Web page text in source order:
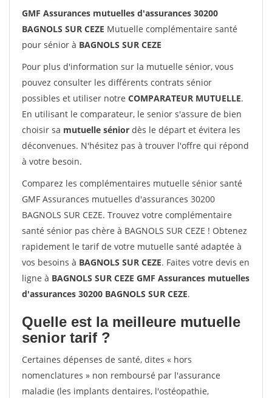
GMF Assurances mutuelles d'assurances 30200
BAGNOLS SUR CEZE Mutuelle complémentaire santé
pour sénior à BAGNOLS SUR CEZE
Pour plus d'information sur la mutuelle sénior, vous
pouvez consulter les différents contrats sénior
possibles et utiliser notre COMPARATEUR MUTUELLE.
En utilisant le comparateur, le senior s'assure de bien
choisir sa mutuelle sénior dès le départ et évitera les
déconvenues. N'hésitez pas à trouver l'offre qui répond
à votre besoin.
Comparez les complémentaires mutuelle sénior santé
GMF Assurances mutuelles d'assurances 30200
BAGNOLS SUR CEZE. Trouvez votre complémentaire
santé sénior pas chère à BAGNOLS SUR CEZE ! Obtenez
rapidement le tarif de votre mutuelle santé adaptée à
vos besoins à BAGNOLS SUR CEZE. Faites votre devis en
ligne à BAGNOLS SUR CEZE GMF Assurances mutuelles
d'assurances 30200 BAGNOLS SUR CEZE.
Quelle est la meilleure mutuelle
senior tarif ?
Certaines dépenses de santé, dites « hors
nomenclatures » non remboursé par l'assurance
maladie (les implants dentaires, l'ostéopathie,